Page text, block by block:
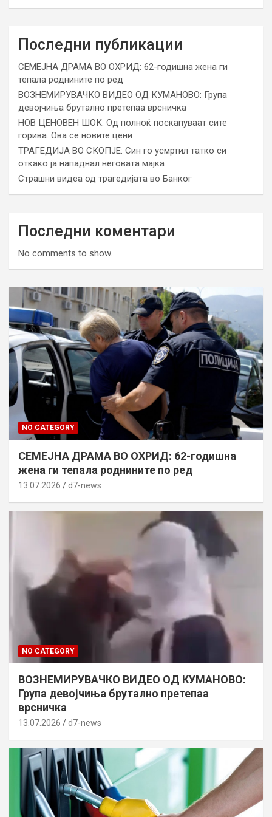
Последни публикации
СЕМЕЈНА ДРАМА ВО ОХРИД: 62-годишна жена ги
тепала роднините по ред
ВОЗНЕМИРУВАЧКО ВИДЕО ОД КУМАНОВО: Група
девојчиња брутално претепаа врсничка
НОВ ЦЕНОВЕН ШОК: Од полноќ поскапуваат сите
горива. Ова се новите цени
ТРАГЕДИЈА ВО СКОПЈЕ: Син го усмртил татко си
откако ја нападнал неговата мајка
Страшни видеа од трагедијата во Банког
Последни коментари
No comments to show.
NO CATEGORY
СЕМЕЈНА ДРАМА ВО ОХРИД: 62-годишна
жена ги тепала роднините по ред
13.07.2026 d7-news
NO CATEGORY
ВОЗНЕМИРУВАЧКО ВИДЕО ОД КУМАНОВО:
Група девојчиња брутално претепаа
врсничка
13.07.2026 d7-news